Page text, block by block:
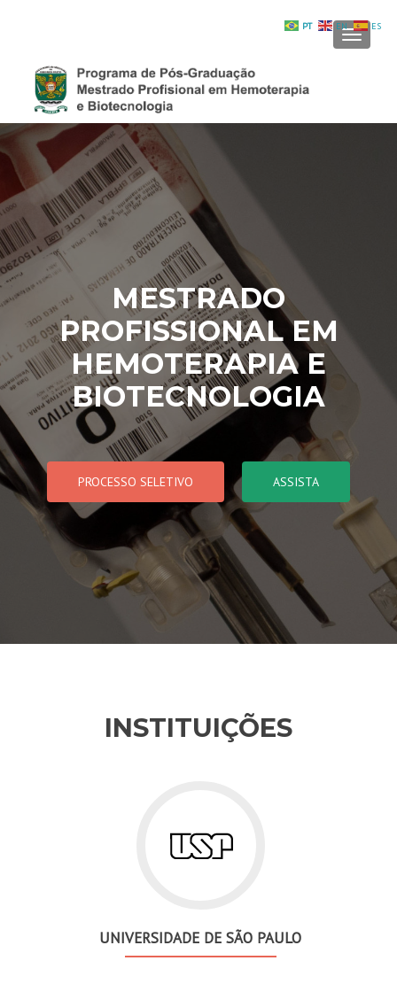
MESTRADO
PROFISSIONAL EM
HEMOTERAPIA E
BIOTECNOLOGIA
PROCESSO SELETIVO ASSISTA
INSTITUIÇÕES
UNIVERSIDADE DE SÃO PAULO
PT EN ES